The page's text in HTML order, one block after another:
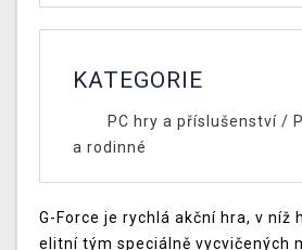
KATEGORIE
PC hry a příslušenství/
a rodinné
G-Force je rychlá akční hra, v níž
elitní tým speciálně vycvičených